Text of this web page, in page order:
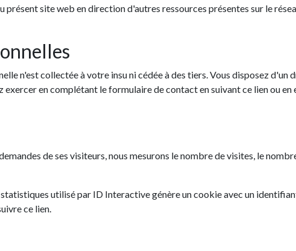
présent site web en direction d'autres ressources présentes sur le
n'est collectée à votre insu ni cédée à des tiers. Vous disposez
exercer en complétant le formulaire de contact en suivant ce lien ou en
de ses visiteurs, nous mesurons le nombre de visites, le
utilisé par ID Interactive génère un cookie avec un
ce lien.